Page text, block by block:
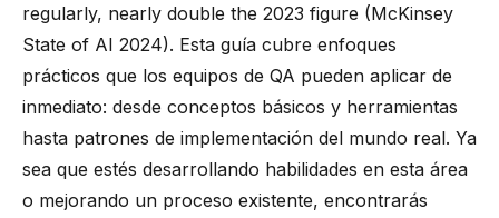
regularly, nearly double the 2023 figure (McKinsey
State of AI 2024). Esta guía cubre enfoques
prácticos que los equipos de QA pueden aplicar de
inmediato: desde conceptos básicos y herramientas
hasta patrones de implementación del mundo real. Ya
sea que estés desarrollando habilidades en esta área
o mejorando un proceso existente, encontrarás